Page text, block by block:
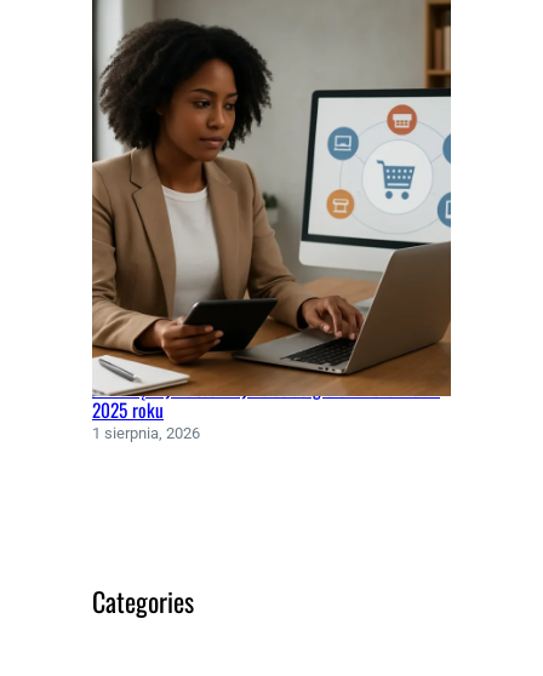
Jakie są najskuteczniejsze strategie omnichannel w
2025 roku
1 sierpnia, 2026
Categories